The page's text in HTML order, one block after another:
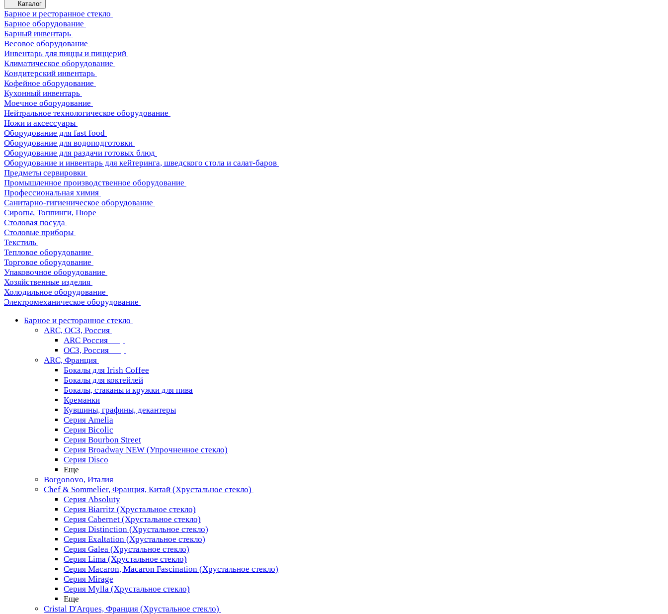
Каталог
Барное и ресторанное стекло
Барное оборудование
Барный инвентарь
Весовое оборудование
Инвентарь для пиццы и пиццерий
Климатическое оборудование
Кондитерский инвентарь
Кофейное оборудование
Кухонный инвентарь
Моечное оборудование
Нейтральное технологическое оборудование
Ножи и аксессуары
Оборудование для fast food
Оборудование для водоподготовки
Оборудование для раздачи готовых блюд
Оборудование и инвентарь для кейтеринга, шведского стола и салат-баров
Предметы сервировки
Промышленное производственное оборудование
Профессиональная химия
Санитарно-гигиеническое оборудование
Сиропы, Топпинги, Пюре
Столовая посуда
Столовые приборы
Текстиль
Тепловое оборудование
Торговое оборудование
Упаковочное оборудование
Хозяйственные изделия
Холодильное оборудование
Электромеханическое оборудование
Барное и ресторанное стекло
ARC, ОСЗ, Россия
ARC Россия
ОСЗ, Россия
ARC, Франция
Бокалы для Irish Coffee
Бокалы для коктейлей
Бокалы, стаканы и кружки для пива
Креманки
Кувшины, графины, декантеры
Серия Amelia
Серия Bicolic
Серия Bourbon Street
Серия Broadway NEW (Упрочненное стекло)
Серия Disco
Еще
Borgonovo, Италия
Chef & Sommelier, Франция, Китай (Хрустальное стекло)
Серия Absoluty
Серия Biarritz (Хрустальное стекло)
Серия Cabernet (Хрустальное стекло)
Серия Distinction (Хрустальное стекло)
Серия Exaltation (Хрустальное стекло)
Серия Galea (Хрустальное стекло)
Серия Lima (Хрустальное стекло)
Серия Macaron, Macaron Fascination (Хрустальное стекло)
Серия Mirage
Серия Mylla (Хрустальное стекло)
Еще
Cristal D'Arques, Франция (Хрустальное стекло)